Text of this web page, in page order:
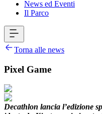
News ed Eventi
Il Parco
Torna alle news
Pixel Game
Decathlon lancia l’edizione